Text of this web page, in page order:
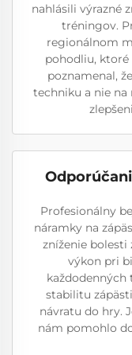
nahlásili výrazné
tréningov.
regionálnom
pohodliu,
poznamenal,
techniku a nie na
Profesionálny
náramky na
zníženie bolesti
výkon pri
každodenných
stabilitu
návratu do hry.
nám pomohlo